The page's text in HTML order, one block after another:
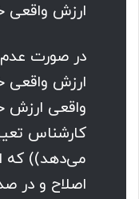
ارزش واقعی
در صورت عدم
ارزش واقعی
واقعی ارزش
کارشناس
اصلاح و در